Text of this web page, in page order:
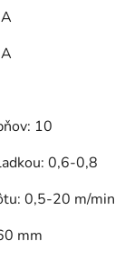
10
0,6-0,8
0,5-20 m/min
mm